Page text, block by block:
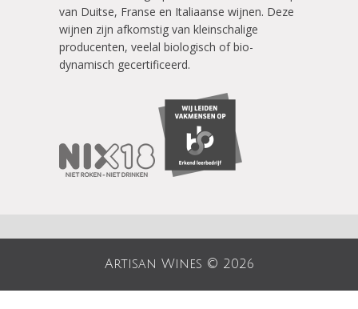
van Duitse, Franse en Italiaanse wijnen. Deze
wijnen zijn afkomstig van kleinschalige
producenten, veelal biologisch of bio-
dynamisch gecertificeerd.
Artisan Wines © 2026